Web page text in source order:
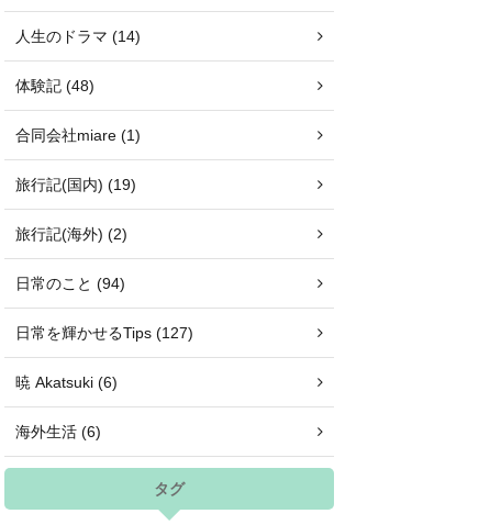
人生のドラマ (14)
体験記 (48)
合同会社miare (1)
旅行記(国内) (19)
旅行記(海外) (2)
日常のこと (94)
日常を輝かせるTips (127)
暁 Akatsuki (6)
海外生活 (6)
タグ